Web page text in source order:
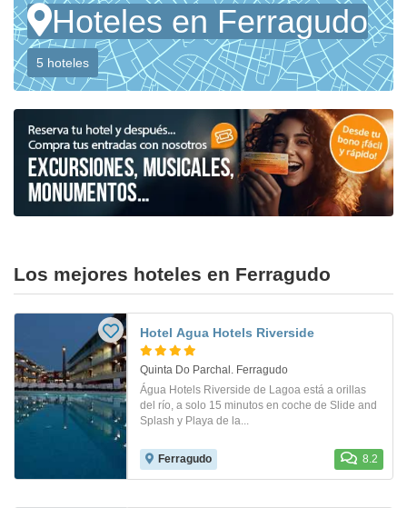
Hoteles en Ferragudo
5 hoteles
Los mejores hoteles en Ferragudo
Hotel Agua Hotels Riverside
Quinta Do Parchal. Ferragudo
Água Hotels Riverside de Lagoa está a orillas
del río, a solo 15 minutos en coche de Slide and
Splash y Playa de la...
Ferragudo 8.2